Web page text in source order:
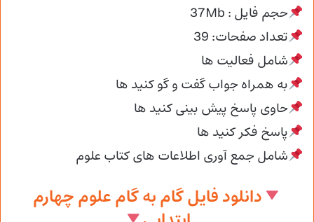
حجم فایل : 37Mb
تعداد صفحات: 39
شامل فعالیت ها
به همراه جواب گفت و گو کنید ها
حاوی پاسخ پیش بینی کنید ها
پاسخ فکر کنید ها
شامل جمع آوری اطلاعات های کتاب علوم
دانلود فایل گام به گام علوم چهارم